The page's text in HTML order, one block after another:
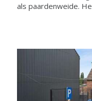
als paardenweide.